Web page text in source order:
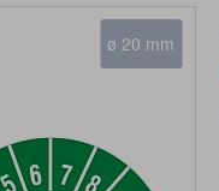
ø 20 mm